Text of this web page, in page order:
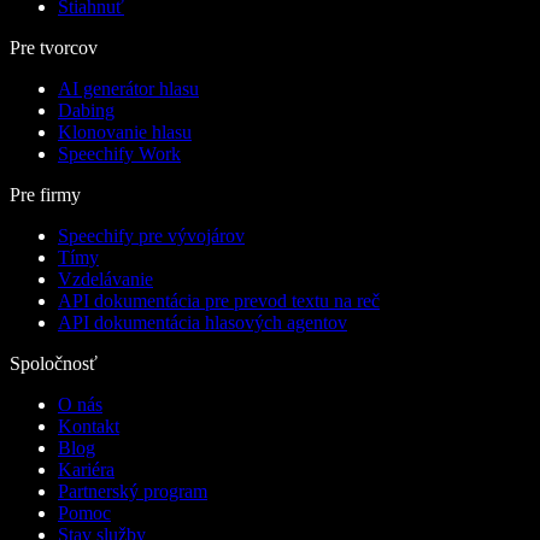
Stiahnuť
Pre tvorcov
AI generátor hlasu
Dabing
Klonovanie hlasu
Speechify Work
Pre firmy
Speechify pre vývojárov
Tímy
Vzdelávanie
API dokumentácia pre prevod textu na reč
API dokumentácia hlasových agentov
Spoločnosť
O nás
Kontakt
Blog
Kariéra
Partnerský program
Pomoc
Stav služby